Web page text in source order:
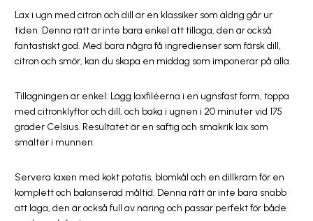
Lax i ugn med citron och dill är en klassiker som aldrig går ur
tiden. Denna rätt är inte bara enkel att tillaga, den är också
fantastiskt god. Med bara några få ingredienser som färsk dill,
citron och smör, kan du skapa en middag som imponerar på alla.
Tillagningen är enkel: Lägg laxfiléerna i en ugnsfast form, toppa
med citronklyftor och dill, och baka i ugnen i 20 minuter vid 175
grader Celsius. Resultatet är en saftig och smakrik lax som
smälter i munnen.
Servera laxen med kokt potatis, blomkål och en dillkräm för en
komplett och balanserad måltid. Denna rätt är inte bara snabb
att laga, den är också full av näring och passar perfekt för både